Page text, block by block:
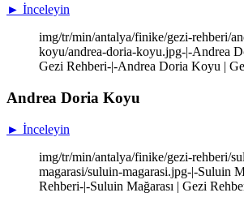
► İnceleyin
img/tr/min/antalya/finike/gezi-rehberi/
koyu/andrea-doria-koyu.jpg-|-Andrea
Gezi Rehberi-|-Andrea Doria Koyu |
Andrea Doria Koyu
► İnceleyin
img/tr/min/antalya/finike/gezi-rehberi/
magarasi/suluin-magarasi.jpg-|-Suluin
Rehberi-|-Suluin Mağarası | Gezi